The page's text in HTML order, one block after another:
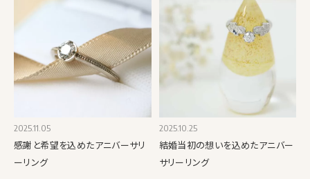
2025.11.05
感謝と希望を込めたアニバーサリ
ーリング
2025.10.25
結婚当初の想いを込めたアニバー
サリーリング